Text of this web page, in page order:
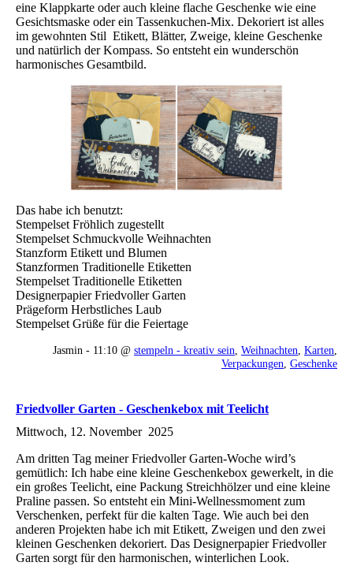
eine Klappkarte oder auch kleine flache Geschenke wie eine
Gesichtsmaske oder ein Tassenkuchen-Mix. Dekoriert ist alles
im gewohnten Stil Etikett, Blätter, Zweige, kleine Geschenke
und natürlich der Kompass. So entsteht ein wunderschön
harmonisches Gesamtbild.
Das habe ich benutzt:
Stempelset Fröhlich zugestellt
Stempelset Schmuckvolle Weihnachten
Stanzform Etikett und Blumen
Stanzformen Traditionelle Etiketten
Stempelset Traditionelle Etiketten
Designerpapier Friedvoller Garten
Prägeform Herbstliches Laub
Stempelset Grüße für die Feiertage
Jasmin - 11:10 @ stempeln - kreativ sein, Weihnachten, Karten,
Verpackungen, Geschenke
Friedvoller Garten - Geschenkebox mit Teelicht
Mittwoch, 12. November 2025
Am dritten Tag meiner Friedvoller Garten-Woche wird’s
gemütlich: Ich habe eine kleine Geschenkebox gewerkelt, in die
ein großes Teelicht, eine Packung Streichhölzer und eine kleine
Praline passen. So entsteht ein Mini-Wellnessmoment zum
Verschenken, perfekt für die kalten Tage. Wie auch bei den
anderen Projekten habe ich mit Etikett, Zweigen und den zwei
kleinen Geschenken dekoriert. Das Designerpapier Friedvoller
Garten sorgt für den harmonischen, winterlichen Look.